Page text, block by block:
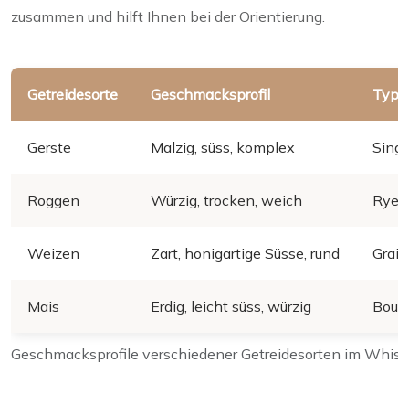
zusammen und hilft Ihnen bei der Orientierung.
Geschmacksprofile verschiedener Getreidesorten im
Getreidesorte Geschmacksprofil
Gerste Malzig, süss, komplex
Roggen Würzig, trocken, weich Rye
Weizen Zart, honigartige Süsse, rund
Mais Erdig, leicht süss, würzig